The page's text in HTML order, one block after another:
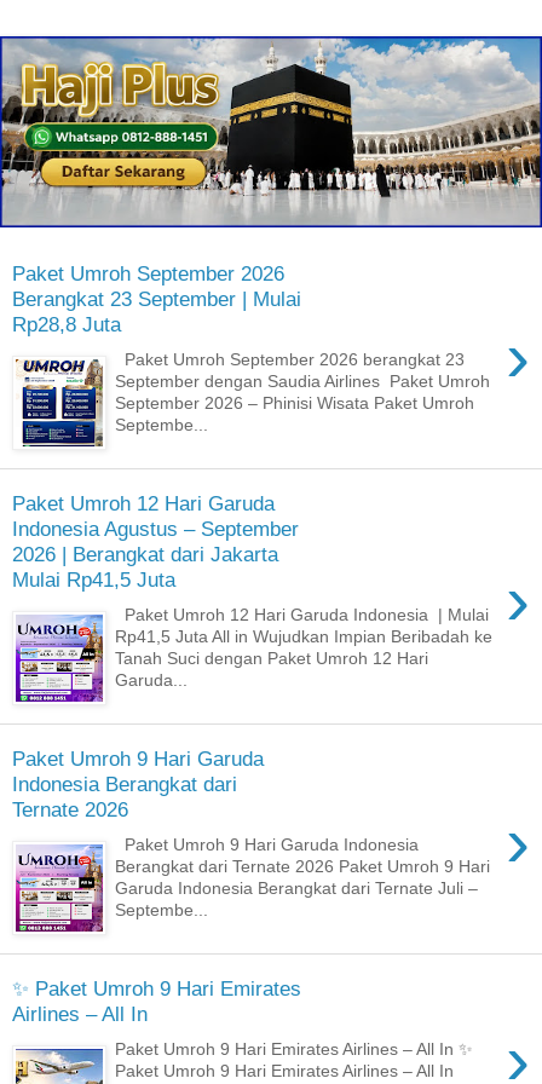
Paket Umroh September 2026
Berangkat 23 September | Mulai
Rp28,8 Juta
›
Paket Umroh September 2026 berangkat 23
September dengan Saudia Airlines Paket Umroh
September 2026 – Phinisi Wisata Paket Umroh
Septembe...
Paket Umroh 12 Hari Garuda
Indonesia Agustus – September
2026 | Berangkat dari Jakarta
Mulai Rp41,5 Juta
›
Paket Umroh 12 Hari Garuda Indonesia | Mulai
Rp41,5 Juta All in Wujudkan Impian Beribadah ke
Tanah Suci dengan Paket Umroh 12 Hari
Garuda...
Paket Umroh 9 Hari Garuda
Indonesia Berangkat dari
Ternate 2026
›
Paket Umroh 9 Hari Garuda Indonesia
Berangkat dari Ternate 2026 Paket Umroh 9 Hari
Garuda Indonesia Berangkat dari Ternate Juli –
Septembe...
✨ Paket Umroh 9 Hari Emirates
Airlines – All In
›
Paket Umroh 9 Hari Emirates Airlines – All In ✨
Paket Umroh 9 Hari Emirates Airlines – All In